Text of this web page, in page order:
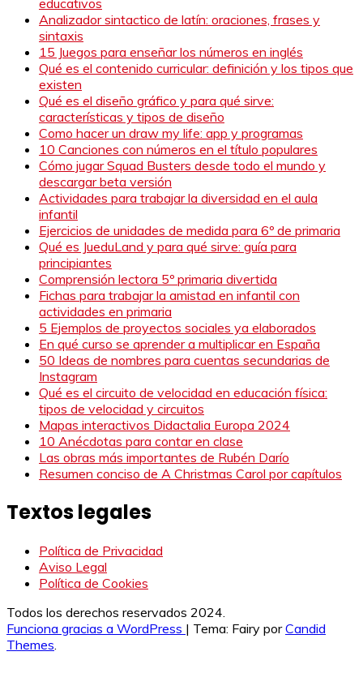
Analizador sintactico de latín: oraciones, frases y
sintaxis
15 Juegos para enseñar los números en inglés
Qué es el contenido curricular: definición y los tipos que
existen
Qué es el diseño gráfico y para qué sirve:
características y tipos de diseño
Como hacer un draw my life: app y programas
10 Canciones con números en el título populares
Cómo jugar Squad Busters desde todo el mundo y
descargar beta versión
Actividades para trabajar la diversidad en el aula
infantil
Ejercicios de unidades de medida para 6º de primaria
Qué es JueduLand y para qué sirve: guía para
principiantes
Comprensión lectora 5º primaria divertida
Fichas para trabajar la amistad en infantil con
actividades en primaria
5 Ejemplos de proyectos sociales ya elaborados
En qué curso se aprender a multiplicar en España
50 Ideas de nombres para cuentas secundarias de
Instagram
Qué es el circuito de velocidad en educación física:
tipos de velocidad y circuitos
Mapas interactivos Didactalia Europa 2024
10 Anécdotas para contar en clase
Las obras más importantes de Rubén Darío
Resumen conciso de A Christmas Carol por capítulos
Textos legales
Política de Privacidad
Aviso Legal
Política de Cookies
Todos los derechos reservados 2024.
Funciona gracias a WordPress | Tema: Fairy porCandid
Themes